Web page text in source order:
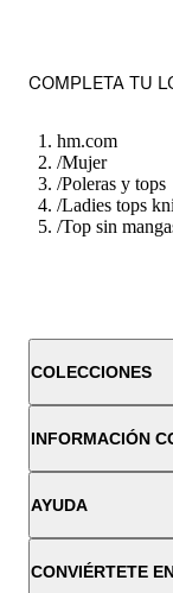
COMPLETA TU
hm.com
/Mujer
/Poleras y tops
/Ladies tops
/Top sin
COLECCIONES
INFORMACIÓN
AYUDA
CONVIÉRTETE